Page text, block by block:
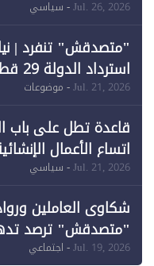
خرق الحدود
Jul. 26, 2026- سياسي
"متصدقش" تنفرد |
وقبول طعن الحكومة
Jul. 21, 2026- موضوعات
قاعدة تطل على
اتساع الأعمال
Jul. 21, 2026- سياسي
شكاوى العاملين
"متصدقش" ترصد
للإعلام"
Jul. 19, 2026- اجتماعي